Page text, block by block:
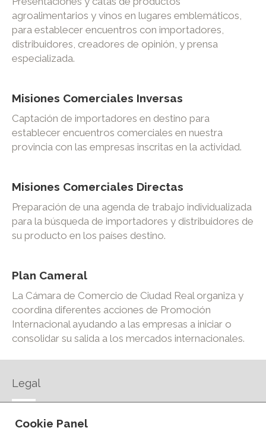
agroalimentarios y vinos en lugares emblemáticos,
para establecer encuentros con importadores,
distribuidores, creadores de opinión, y prensa
especializada.
Misiones Comerciales Inversas
Captación de importadores en destino para
establecer encuentros comerciales en nuestra
provincia con las empresas inscritas en la actividad.
Misiones Comerciales Directas
Preparación de una agenda de trabajo individualizada
para la búsqueda de importadores y distribuidores de
su producto en los países destino.
Plan Cameral
La Cámara de Comercio de Ciudad Real organiza y
coordina diferentes acciones de Promoción
Internacional ayudando a las empresas a iniciar o
consolidar su salida a los mercados internacionales.
Legal
AVISO LEGAL
Cookie Panel